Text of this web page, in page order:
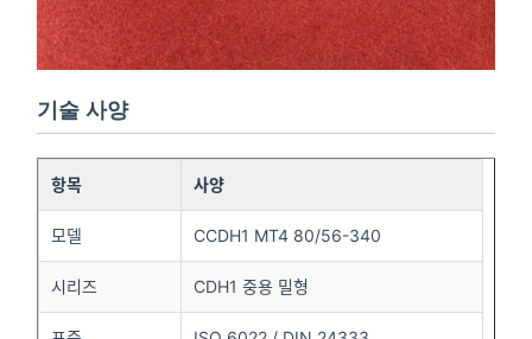
기술 사양
항목 사양
모델 CCDH1 MT4 80/56-340
시리즈 CDH1 중용 밀형